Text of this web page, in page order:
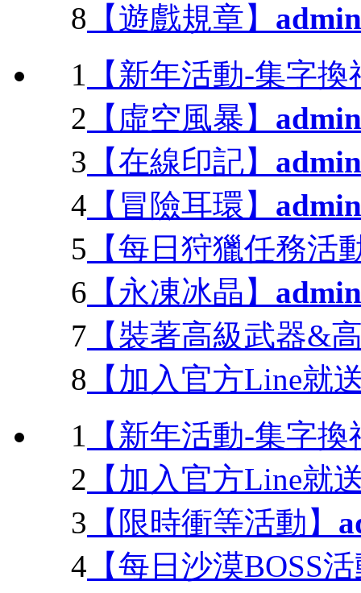
8 【遊戲規章】 admin
1 【新年活動-集字
2 【虛空風暴】 admin
3 【在線印記】 admin
4 【冒險耳環】 admin
5 【每日狩獵任務活
6 【永凍冰晶】 admin
7 【裝著高級武器&
8 【加入官方Line就
1 【新年活動-集字
2 【加入官方Line就
3 【限時衝等活動】
4 【每日沙漠BOSS